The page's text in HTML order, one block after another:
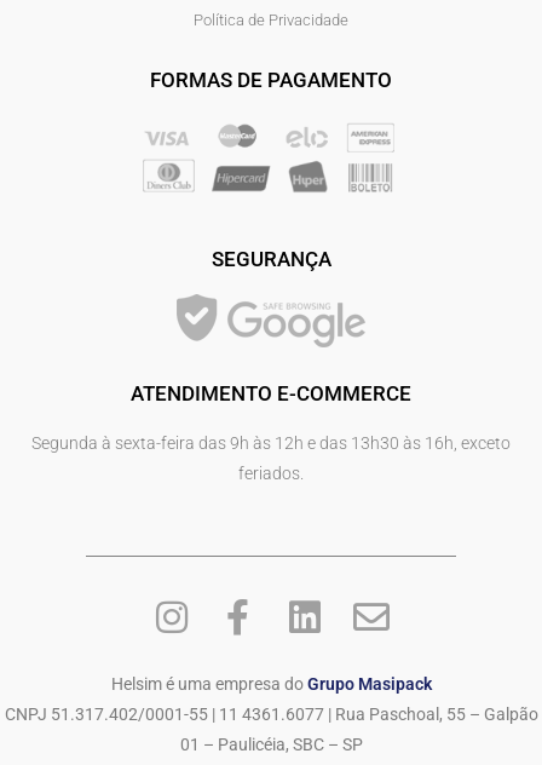
Política de Privacidade
FORMAS DE PAGAMENTO
SEGURANÇA
ATENDIMENTO E-COMMERCE
Segunda à sexta-feira das 9h às 12h e das 13h30 às 16h, exceto
feriados.
Helsim é uma empresa doGrupo Masipack
CNPJ 51.317.402/0001-55 | 11 4361.6077 | Rua Paschoal, 55 – Galpão
01 – Paulicéia, SBC – SP